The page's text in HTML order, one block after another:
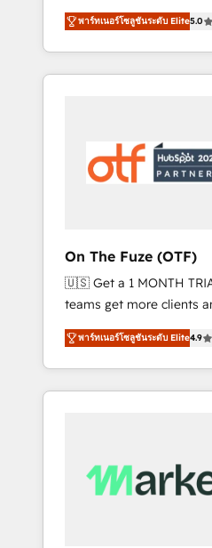
compliance expertise. - A team of 250+
experts dedicated to
transformation. We help
HubSpot’s AI-powered
and operationalize
Marketing framework
Hubs to your buyer
scalability, & reporting.
UX, messaging, &
drive results. 🤖AI
Agents, configure
AEO with tailored AI
Extend HubSpot with
hosting, & maintenance. As HubSpot’s only
Elite Partner with all 8
พาร์ทเนอร์โซลูชันระดับ Elite5.0
On The Fuze (OTF)
🇺🇸 Get a 1 MONTH TRIAL 🇺🇸
teams get more clients
our HubSpot Consulting
Services. 🚀 Who We Work With 🚀 We help
lean, growing companies: - Win
business - Reduce no-
client's are too busy to
of HubSpot. We give you a Personal
พาร์ทเนอร์โซลูชันระดับ Elite4.9